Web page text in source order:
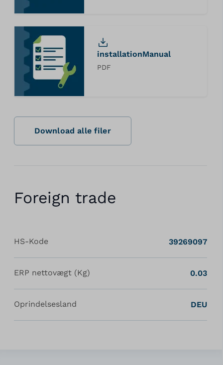
installationManual
PDF
Download alle filer
Foreign trade
HS-Kode 39269097
ERP nettovægt (Kg) 0.03
Oprindelsesland DEU